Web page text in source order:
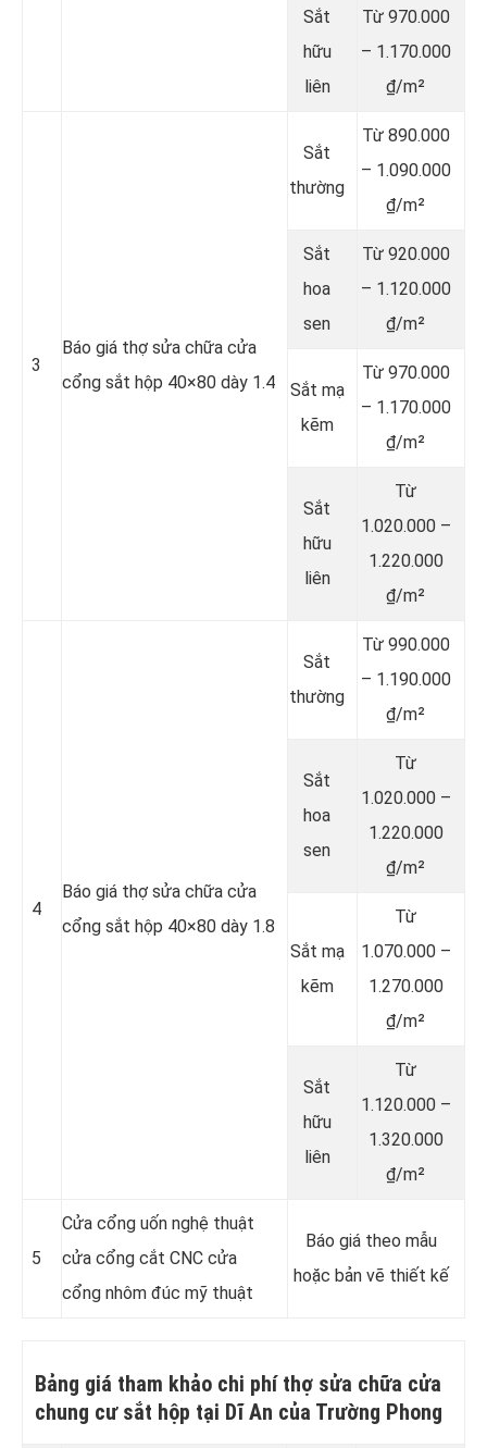
Sắt
hữu
liên
Từ 970.000
– 1.170.000
₫/m²
3
Báo giá thợ sửa chữa cửa
cổng sắt hộp 40×80 dày 1.4
Sắt
thường
Từ 890.000
– 1.090.000
₫/m²
Sắt
hoa
sen
Từ 920.000
– 1.120.000
₫/m²
Sắt mạ
kẽm
Từ 970.000
– 1.170.000
₫/m²
Sắt
hữu
liên
Từ
1.020.000 –
1.220.000
₫/m²
4
Báo giá thợ sửa chữa cửa
cổng sắt hộp 40×80 dày 1.8
Sắt
thường
Từ 990.000
– 1.190.000
₫/m²
Sắt
hoa
sen
Từ
1.020.000 –
1.220.000
₫/m²
Sắt mạ
kẽm
Từ
1.070.000 –
1.270.000
₫/m²
Sắt
hữu
liên
Từ
1.120.000 –
1.320.000
₫/m²
5
Cửa cổng uốn nghệ thuật
cửa cổng cắt CNC cửa
cổng nhôm đúc mỹ thuật
Báo giá theo mẫu
hoặc bản vẽ thiết kế
Bảng giá tham khảo chi phí thợ sửa chữa cửa
chung cư sắt hộp tại Dĩ An của Trường Phong